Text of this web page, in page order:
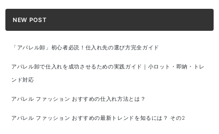
NEW POST
「アパレル卸」初心者必読！仕入れ先の選び方完全ガイド
アパレル卸で仕入れを成功させるための実践ガイド｜小ロット・即納・トレ
ンド対応
アパレル ファッション おすすめの仕入れ方法とは？
アパレル ファッション おすすめの最新トレンドを知るには？ その2